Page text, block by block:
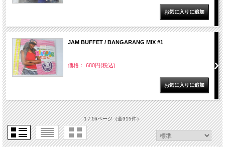
JAM BUFFET / BANGARANG MIX #1
価格： 680円(税込)
1 / 16ページ（全315件）